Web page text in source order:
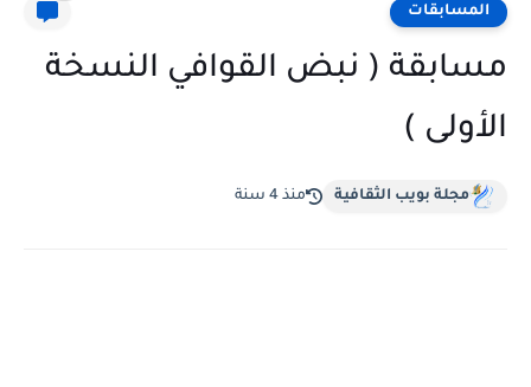
المسابقات
مسابقة ( نبض القوافي النسخة
الأولى )
مجلة بويب الثقافية منذ 4 سنة